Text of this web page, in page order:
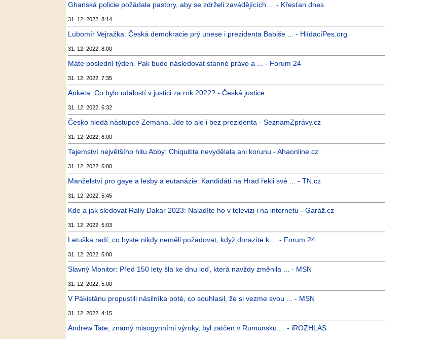
Ghanská policie požádala pastory, aby se zdrželi zavádějících ... - Křesťan dnes
31. 12. 2022, 8:14
Lubomír Vejražka: Česká demokracie prý unese i prezidenta Babiše ... - HlídacíPes.org
31. 12. 2022, 8:00
Máte poslední týden. Pak bude následovat stanné právo a ... - Forum 24
31. 12. 2022, 7:35
Anketa: Co bylo událostí v justici za rok 2022? - Česká justice
31. 12. 2022, 6:32
Česko hledá nástupce Zemana. Jde to ale i bez prezidenta - SeznamZprávy.cz
31. 12. 2022, 6:00
Tajemství největšího hitu Abby: Chiquitita nevydělala ani korunu - Ahaonline.cz
31. 12. 2022, 6:00
Manželství pro gaye a lesby a eutanázie: Kandidáti na Hrad řekli své ... - TN.cz
31. 12. 2022, 5:45
Kde a jak sledovat Rally Dakar 2023: Naladíte ho v televizi i na internetu - Garáž.cz
31. 12. 2022, 5:03
Letuška radí, co byste nikdy neměli požadovat, když dorazíte k ... - Forum 24
31. 12. 2022, 5:00
Slavný Monitor: Před 150 lety šla ke dnu loď, která navždy změnila ... - MSN
31. 12. 2022, 5:00
V Pákistánu propustili násilníka poté, co souhlasil, že si vezme svou ... - MSN
31. 12. 2022, 4:15
Andrew Tate, známý misogynními výroky, byl zatčen v Rumunsku ... - iROZHLAS